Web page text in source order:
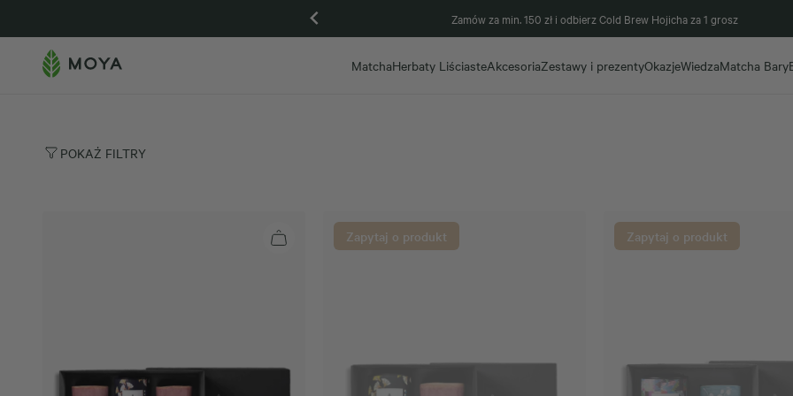
Zamów za min. 150 zł i odbierz Cold Brew Hojicha za 1 grosz
MatchaHerbaty LiściasteAkcesoriaZestawy i prezentyOkazjeWiedzaMatcha Bary
POKAŻ FILTRY
Zapytaj o produkt Zapytaj o produkt